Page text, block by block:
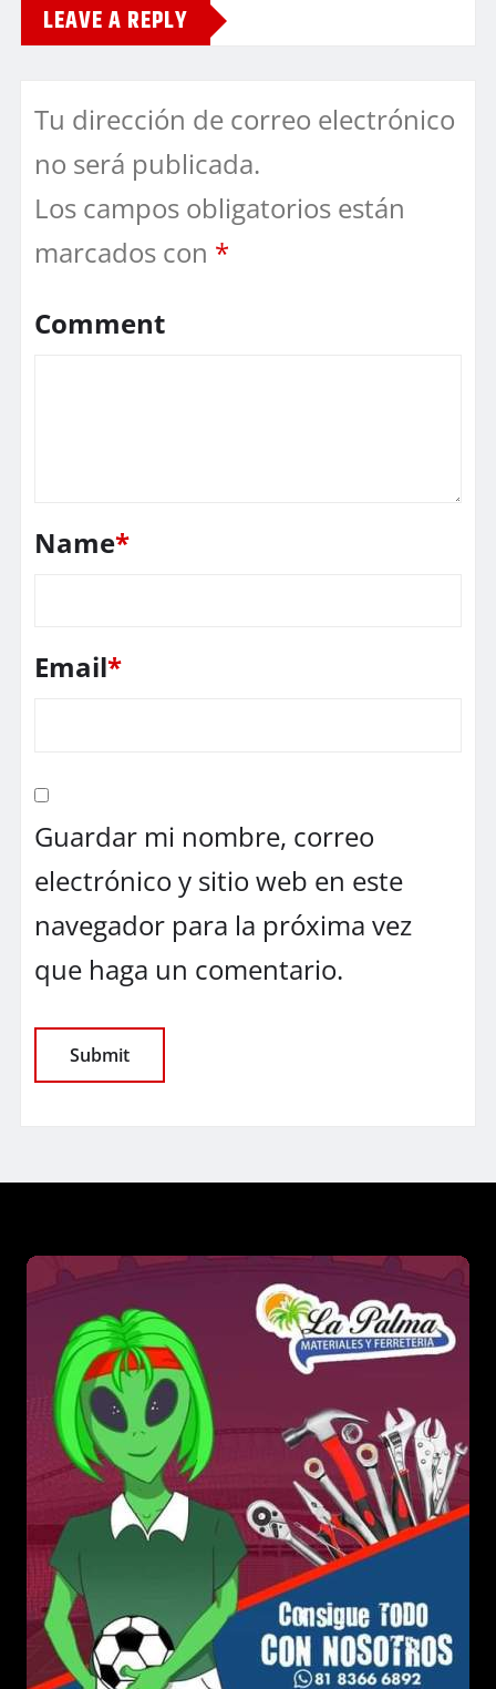
LEAVE A REPLY
Tu dirección de correo electrónico
no será publicada.
Los campos obligatorios están
marcados con *
Comment
Name*
Email*
Guardar mi nombre, correo
electrónico y sitio web en este
navegador para la próxima vez
que haga un comentario.